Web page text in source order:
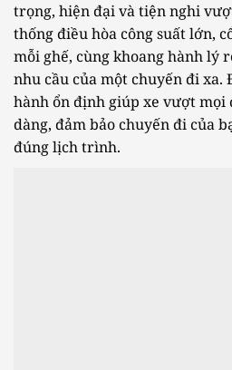
trọng, hiện đại và tiện nghi
thống điều hòa công suất lớn,
mỗi ghế, cùng khoang hành lý
nhu cầu của một chuyến đi xa.
hành ổn định giúp xe vượt mọi
dàng, đảm bảo chuyến đi của
đúng lịch trình.